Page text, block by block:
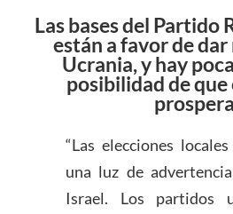
Las bases del Partido
están a favor de dar
Ucrania,y hay
posibilidadde que
“Las elecciones
una luz de
Israel. Los partidos